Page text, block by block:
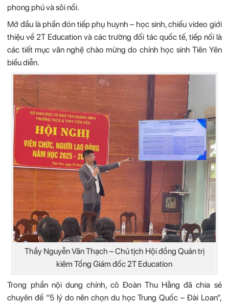
phong phú và sôi nổi.
Mở đầu là phần đón tiếp phụ huynh – học sinh, chiếu video giới
thiệu về 2T Education và các trường đối tác quốc tế, tiếp nối là
các tiết mục văn nghệ chào mừng do chính học sinh Tiên Yên
biểu diễn.
Thầy Nguyễn Văn Thạch – Chủ tịch Hội đồng Quản trị
kiêm Tổng Giám đốc 2T Education
Trong phần nội dung chính, cô Đoàn Thu Hằng đã chia sẻ
chuyên đề “5 lý do nên chọn du học Trung Quốc – Đài Loan”,